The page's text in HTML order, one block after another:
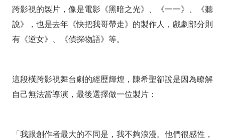
跨影視的製片，像是電影《黑暗之光》、《一一》、《聽
說》，也是去年《快把我哥帶走》的製作人，戲劇部分則
有《逆女》、《偵探物語》等。
這段橫跨影視舞台劇的經歷輝煌，陳希聖卻說是因為瞭解
自己無法當導演，最後選擇做一位製片：
「我跟創作者最大的不同是，我不夠浪漫。他們很感性，